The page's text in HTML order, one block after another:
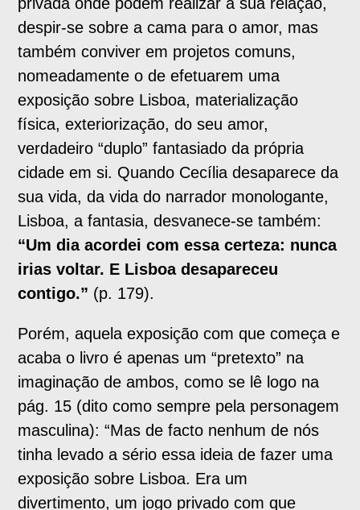
despir-se sobre a cama para o amor, mas
também conviver em projetos comuns,
nomeadamente o de efetuarem uma
exposição sobre Lisboa, materialização
física, exteriorização, do seu amor,
verdadeiro “duplo” fantasiado da própria
cidade em si. Quando Cecília desaparece da
sua vida, da vida do narrador monologante,
Lisboa, a fantasia, desvanece-se também:
“Um dia acordei com essa certeza: nunca
irias voltar. E Lisboa desapareceu
contigo.” (p. 179).
Porém, aquela exposição com que começa e
acaba o livro é apenas um “pretexto” na
imaginação de ambos, como se lê logo na
pág. 15 (dito como sempre pela personagem
masculina): “Mas de facto nenhum de nós
tinha levado a sério essa ideia de fazer uma
exposição sobre Lisboa. Era um
divertimento, um jogo privado com que